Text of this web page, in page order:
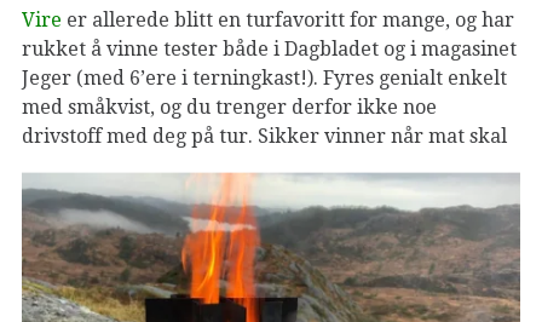
Vire er allerede blitt en turfavoritt for mange, og har
rukket å vinne tester både i Dagbladet og i magasinet
Jeger (med 6’ere i terningkast!). Fyres genialt enkelt
med småkvist, og du trenger derfor ikke noe
drivstoff med deg på tur. Sikker vinner når mat skal